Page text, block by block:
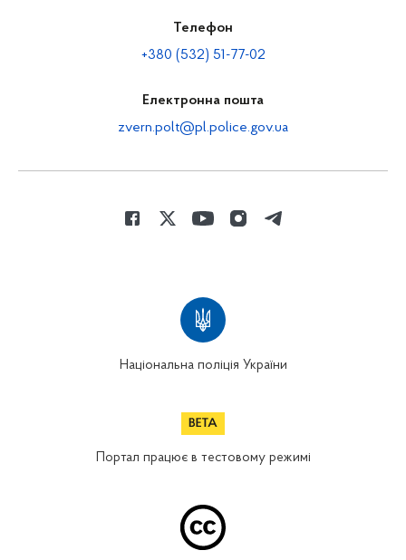
Телефон
+380 (532) 51-77-02
Електронна пошта
zvern.polt@pl.police.gov.ua
Національна поліція України
Портал працює в тестовому режимі